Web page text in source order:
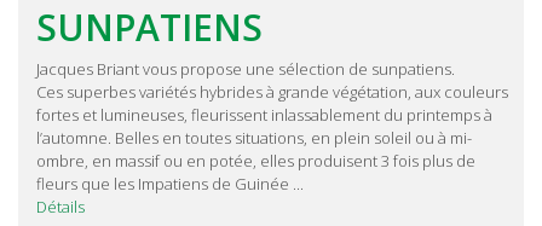
SUNPATIENS
Jacques Briant vous propose une sélection de sunpatiens.
Ces superbes variétés hybrides à grande végétation, aux couleurs
fortes et lumineuses, fleurissent inlassablement du printemps à
l’automne. Belles en toutes situations, en plein soleil ou à mi-
ombre, en massif ou en potée, elles produisent 3 fois plus de
fleurs que les Impatiens de Guinée ...
Détails